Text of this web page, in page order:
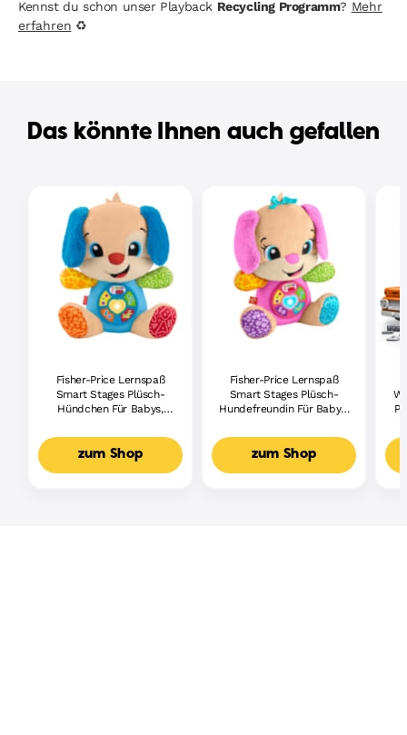
Kennst du schon unser Playback Recycling Programm? Mehr
erfahren ♻
Das könnte Ihnen auch gefallen
Fisher-Price Lernspaß
Smart Stages Plüsch-
Hündchen Für Babys,
Lernspielzeug,
Mehrsprachige Version
zum Shop
Fisher-Price Lernspaß
Smart Stages Plüsch-
Hundefreundin Für Babys,
Lernspielzeug,
Mehrsprachige Version
zum Shop